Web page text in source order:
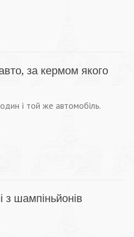
за кермом якого
і той же автомобіль.
з шампіньйонів